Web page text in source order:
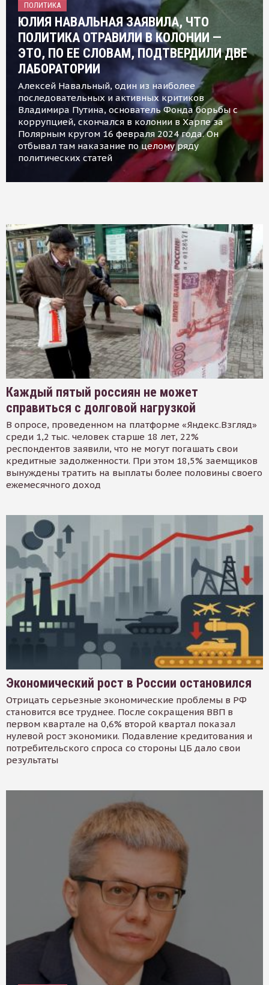
ПОЛИТИКА
ЮЛИЯ НАВАЛЬНАЯ ЗАЯВИЛА, ЧТО
ПОЛИТИКА ОТРАВИЛИ В КОЛОНИИ —
ЭТО, ПО ЕЕ СЛОВАМ, ПОДТВЕРДИЛИ ДВЕ
ЛАБОРАТОРИИ
Алексей Навальный, один из наиболее
последовательных и активных критиков
Владимира Путина, основатель Фонда борьбы с
коррупцией, скончался в колонии в Харпе за
Полярным кругом 16 февраля 2024 года. Он
отбывал там наказание по целому ряду
политических статей
Каждый пятый россиян не может
справиться с долговой нагрузкой
В опросе, проведенном на платформе «Яндекс.Взгляд»
среди 1,2 тыс. человек старше 18 лет, 22%
респондентов заявили, что не могут погашать свои
кредитные задолженности. При этом 18,5% заемщиков
вынуждены тратить на выплаты более половины своего
ежемесячного доход
Экономический рост в России остановился
Отрицать серьезные экономические проблемы в РФ
становится все труднее. После сокращения ВВП в
первом квартале на 0,6% второй квартал показал
нулевой рост экономики. Подавление кредитования и
потребительского спроса со стороны ЦБ дало свои
результаты